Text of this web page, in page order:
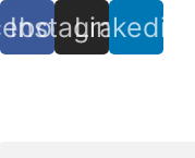
Instagram
Linkedin